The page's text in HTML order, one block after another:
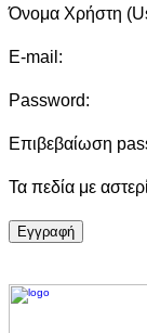
Όνομα Χρήστη
E-mail:
Password:
Επιβεβαίωση
Τα πεδία με
Eγγραφή